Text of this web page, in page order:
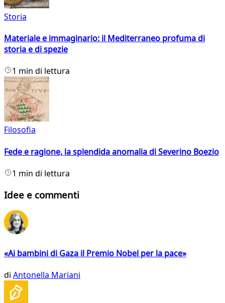
Storia
Materiale e immaginario: il Mediterraneo profuma di
storia e di spezie
1 min di lettura
Filosofia
Fede e ragione, la splendida anomalia di Severino Boezio
1 min di lettura
Idee e commenti
«Ai bambini di Gaza il Premio Nobel per la pace»
di Antonella Mariani